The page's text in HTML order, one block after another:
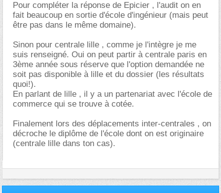
Pour compléter la réponse de Epicier , l'audit on en
fait beaucoup en sortie d'école d'ingénieur (mais peut
être pas dans le même domaine).
Sinon pour centrale lille , comme je l'intègre je me
suis renseigné. Oui on peut partir à centrale paris en
3ème année sous réserve que l'option demandée ne
soit pas disponible à lille et du dossier (les résultats
quoi!).
En parlant de lille , il y a un partenariat avec l'école de
commerce qui se trouve à cotée.
Finalement lors des déplacements inter-centrales , on
décroche le diplôme de l'école dont on est originaire
(centrale lille dans ton cas).